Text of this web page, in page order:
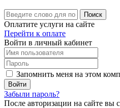
Поиск
Оплатите услуги на сайте
Перейти к оплате
Войти в личный кабинет
Запомнить меня на этом
Забыли пароль?
После авторизации на сайте вы